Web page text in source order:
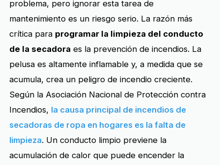
problema, pero ignorar esta tarea de
mantenimiento es un riesgo serio. La razón más
crítica para programar la limpieza del conducto
de la secadora es la prevención de incendios. La
pelusa es altamente inflamable y, a medida que se
acumula, crea un peligro de incendio creciente.
Según la Asociación Nacional de Protección contra
Incendios, la causa principal de incendios de
secadoras de ropa en hogares es la falta de
limpieza. Un conducto limpio previene la
acumulación de calor que puede encender la